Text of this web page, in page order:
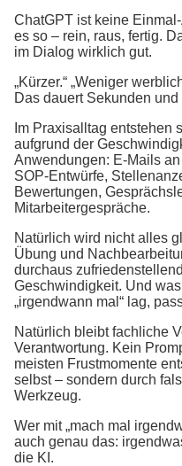
ChatGPT ist keine
es so – rein, raus, fertig.
im Dialog wirklich gut.
„Kürzer.“ „Weniger
Das dauert Sekunden
Im Praxisalltag entstehen
aufgrund der
Anwendungen: E-Mails
SOP-Entwürfe,
Bewertungen,
Mitarbeitergespräche.
Natürlich wird nicht alles
Übung und
durchaus
Geschwindigkeit. Und
„irgendwann mal“ lag,
Natürlich bleibt fachliche
Verantwortung. Kein
meisten Frustmomente
selbst – sondern durch
Werkzeug.
Wer mit „mach mal
auch genau das:
die KI.